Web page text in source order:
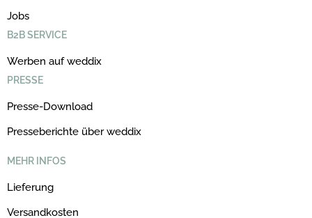
Jobs
B2B SERVICE
Werben auf weddix
PRESSE
Presse-Download
Presseberichte über weddix
MEHR INFOS
Lieferung
Versandkosten